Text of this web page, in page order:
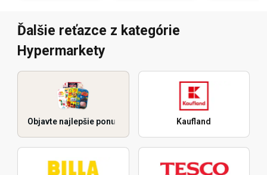
Ďalšie reťazce z kategórie
Hypermarkety
Objavte najlepšie ponuky Kaufland